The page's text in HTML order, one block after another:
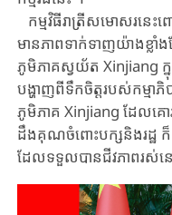
កម្មវិធីរាត្រីសមោសរនេ
មាន​ភាព​ទាក់​ទាញ​យ៉ាង​ខ្លាំ
ភូមិភាគស្វយ័ត ​Xinjiang ​ក្
បង្ហាញពី​ទឹកចិត្ត​របស់​កម្ម
ភូមិភាគ ​Xinjiang ​ដែល​គោ
ដឹង​គុណ​ចំពោះ​បក្ស​និង​រដ្ឋ ​ក៏
ដែល​ទទួលបាន​ជីវភាពរស់